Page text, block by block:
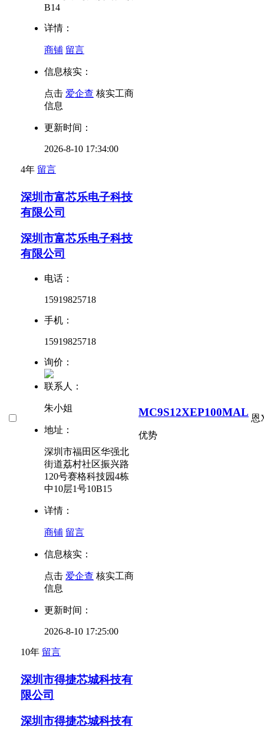
B14
详情：
商铺 留言
信息核实：
点击 爱企查 核实工商
信息
更新时间：
2026-8-10 17:34:00
4年 留言
深圳市富芯乐电子科技
有限公司
深圳市富芯乐电子科技
有限公司
电话：
15919825718
手机：
15919825718
询价：
联系人：
朱小姐
地址：
深圳市福田区华强北
街道荔村社区振兴路
120号赛格科技园4栋
中10层1号10B15
详情：
商铺 留言
信息核实：
点击 爱企查 核实工商
信息
更新时间：
2026-8-10 17:25:00
10年 留言
MC9S12XEP100MAL
优势
恩
深圳市得捷芯城科技有
限公司
深圳市得捷芯城科技有